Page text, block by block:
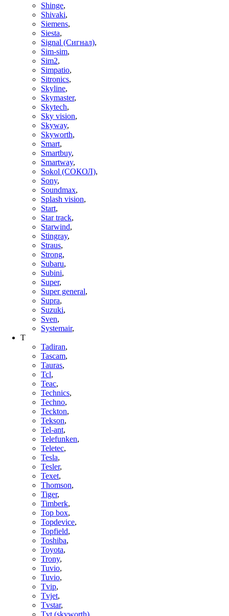
Shinge,
Shivaki,
Siemens,
Siesta,
Signal (Сигнал),
Sim-sim,
Sim2,
Simpatio,
Sitronics,
Skyline,
Skymaster,
Skytech,
Sky vision,
Skyway,
Skyworth,
Smart,
Smartbuy,
Smartway,
Sokol (СОКОЛ),
Sony,
Soundmax,
Splash vision,
Start,
Star track,
Starwind,
Stingray,
Straus,
Strong,
Subaru,
Subini,
Super,
Super general,
Supra,
Suzuki,
Sven,
Systemair,
T
Tadiran,
Tascam,
Tauras,
Tcl,
Teac,
Technics,
Techno,
Teckton,
Tekson,
Tel-ant,
Telefunken,
Teletec,
Tesla,
Tesler,
Texet,
Thomson,
Tiger,
Timberk,
Top box,
Topdevice,
Topfield,
Toshiba,
Toyota,
Trony,
Tuvio,
Tuvio,
Tvip,
Tvjet,
Tvstar,
Tvt (skyworth),